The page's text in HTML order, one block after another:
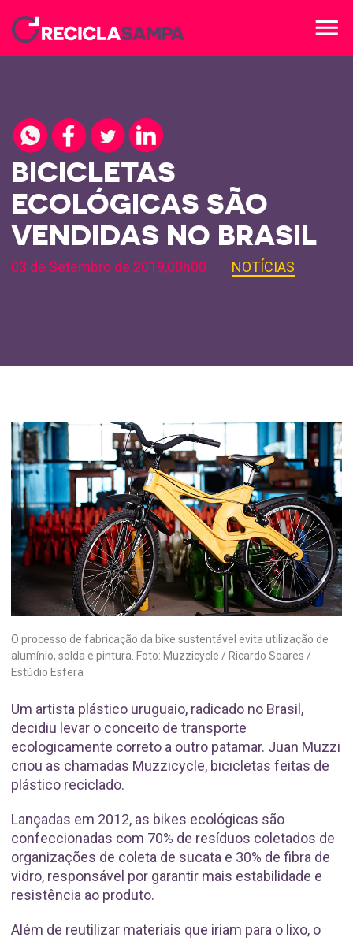
menu
BICICLETAS
ECOLÓGICAS SÃO
VENDIDAS NO BRASIL
03 de Setembro de 2019,00h00 NOTÍCIAS
O processo de fabricação da bike sustentável evita utilização de
alumínio, solda e pintura. Foto: Muzzicycle / Ricardo Soares /
Estúdio Esfera
Um artista plástico uruguaio, radicado no Brasil,
decidiu levar o conceito de transporte
ecologicamente correto a outro patamar. Juan Muzzi
criou as chamadas Muzzicycle, bicicletas feitas de
plástico reciclado.
Lançadas em 2012, as bikes ecológicas são
confeccionadas com 70% de resíduos coletados de
organizações de coleta de sucata e 30% de fibra de
vidro, responsável por garantir mais estabilidade e
resistência ao produto.
Além de reutilizar materiais que iriam para o lixo, o